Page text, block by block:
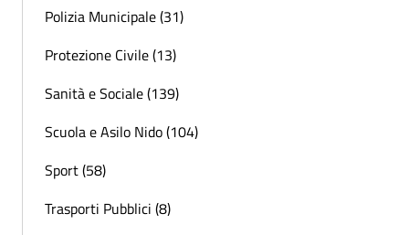
Polizia Municipale (31)
Protezione Civile (13)
Sanità e Sociale (139)
Scuola e Asilo Nido (104)
Sport (58)
Trasporti Pubblici (8)